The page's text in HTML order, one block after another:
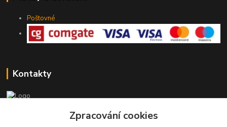
Poštovné
Kontakty
Zpracování cookies